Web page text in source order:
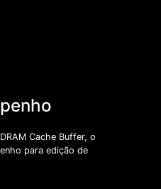
Cache Buffer, o
para edição de